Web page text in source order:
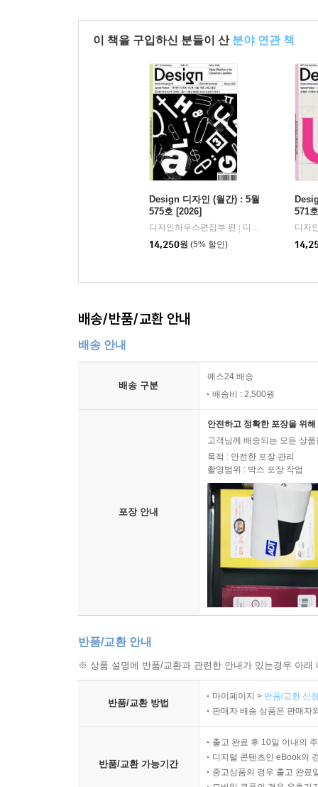
이 책을 구입하신 분들이 산 분야 연관 책
Design 디자인 (월간) : 5월
575호 [2026]
디자인하우스편집부 편
디자인하우스(잡지)
14,250원 (5% 할인)
571
디자
배송/반품/교환 안내
배송 안내
배송 구분
예스24 배송
배송비 : 2,500원
포장 안내
안전하고 정확한 포장을 위
고객님께 배송되는 모든 상
목적 : 안전한 포장 관리
촬영범위 : 박스 포장 작업
반품/교환 안내
※ 상품 설명에 반품/교환과 관련한 안내가 있는경우 아
반품/교환 방법
마이페이지 > 반품/교환 신
판매자 배송 상품은 판매자
반품/교환 가능기간
출고 완료 후 10일 이내의
디지털 콘텐츠인 eBook의
중고상품의 경우 출고 완료